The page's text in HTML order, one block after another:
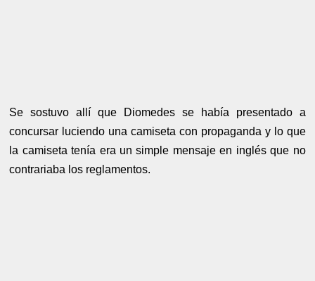
Se sostuvo allí que Diomedes se había presentado a
concursar luciendo una camiseta con propaganda y lo que
la camiseta tenía era un simple mensaje en inglés que no
contrariaba los reglamentos.